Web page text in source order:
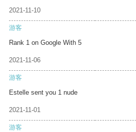
2021-11-10
游客
Rank 1 on Google With 5
2021-11-06
游客
Estelle sent you 1 nude
2021-11-01
游客